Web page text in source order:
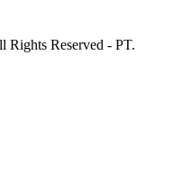
Rights Reserved - PT.